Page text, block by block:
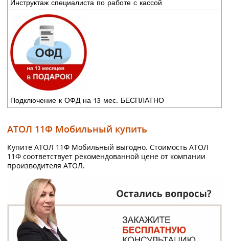
Инструктаж специалиста по работе с кассой
Подключение к ОФД на 13 мес. БЕСПЛАТНО
АТОЛ 11Ф Мобильный купить
Купите АТОЛ 11Ф Мобильный выгодно. Стоимость АТОЛ
11Ф соответствует рекомендованной цене от компании
производителя АТОЛ.